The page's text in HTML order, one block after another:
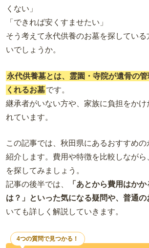
くない」
「できれば安くすませたい」
そう考えて永代供養のお墓を探してい
いでしょうか。
永代供養墓とは、霊園・寺院が遺骨の
くれるお墓です。
継承者がいない方や、家族に負担をか
れています。
この記事では、秋田県にあるおすすめ
紹介します。費用や特徴を比較しながら
を探してみましょう。
記事の後半では、
「あとから費用はか
は？」といった気になる疑問や、普通
いても詳しく解説していきます。
4つの質問で見つかる！